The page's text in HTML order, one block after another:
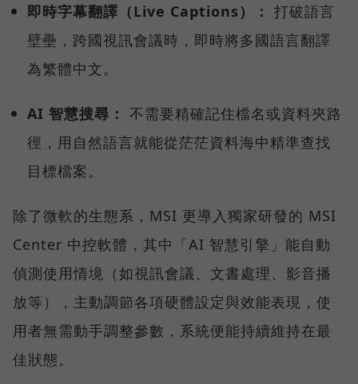
即時字幕翻譯（Live Captions）： 打破語言
壁壘，跨國視訊會議時，即時將多國語言翻譯
為繁體中文。
AI 智慧搜尋： 不需要精確記住檔名或資料夾路
徑，用自然語言就能從茫茫資料海中精準查找
目標檔案。
除了微軟的生態系，MSI 更導入獨家研發的 MSI
Center 中控軟體，其中「AI 智慧引擎」能自動
偵測使用情境（如視訊會議、文書處理、影音播
放等），主動調節各項硬體設定與效能表現，使
用者無需動手調整參數，系統便能持續維持在最
佳狀態。